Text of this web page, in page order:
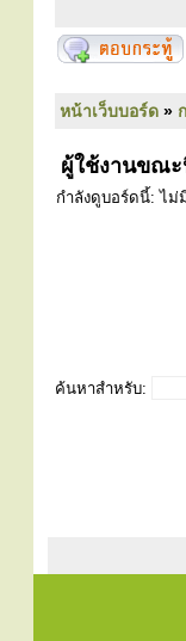
หน้าเว็บบอร์ด »
ผู้ใช้งานขณ
กำลังดูบอร์ดนี้: ไ
ค้นหาสำหรับ: